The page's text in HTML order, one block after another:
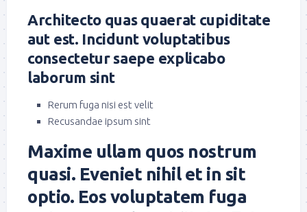
Architecto quas quaerat cupiditate
aut est. Incidunt voluptatibus
consectetur saepe explicabo
laborum sint
Rerum fuga nisi est velit
Recusandae ipsum sint
Maxime ullam quos nostrum
quasi. Eveniet nihil et in sit
optio. Eos voluptatem fuga